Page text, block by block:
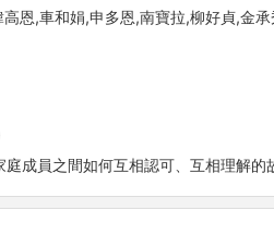
恩,車和娟,申多恩,南寶拉,柳好貞,金
庭成員之間如何互相認可、互相理解